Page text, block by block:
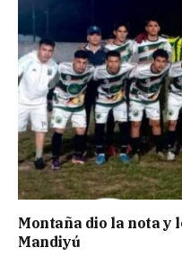
Montaña dio la nota y
Mandiyú